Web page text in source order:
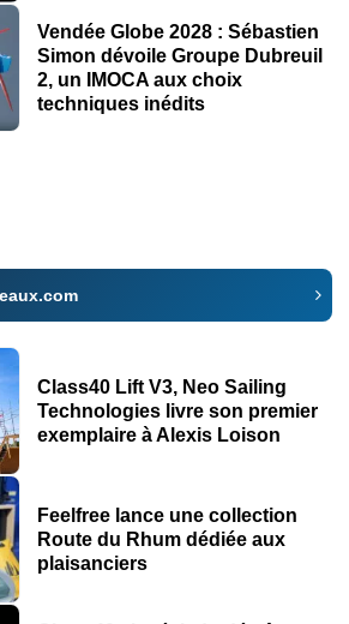
Vendée Globe 2028 : Sébastien
Simon dévoile Groupe Dubreuil
2, un IMOCA aux choix
techniques inédits
Class40 Lift V3, Neo Sailing
Technologies livre son premier
exemplaire à Alexis Loison
Feelfree lance une collection
Route du Rhum dédiée aux
plaisanciers